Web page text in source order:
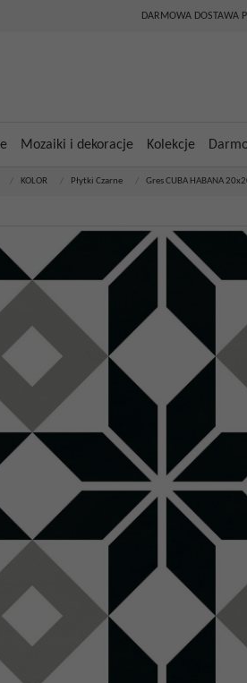
DARMOWA DOSTAWA
Mozaiki i dekoracje Kolekcje
KOLOR Płytki Czarne Gres CUBA HABANA